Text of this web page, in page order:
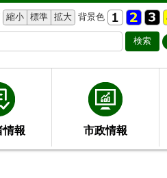
縮小 標準 拡大 背景色
情報 市政情報